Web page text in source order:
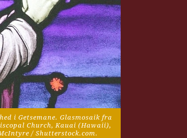
i Getsemane. Glasmosaik fra
Church, Kauai (Hawaii),
/ Shutterstock.com.